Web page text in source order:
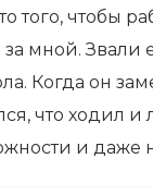
того, чтобы
за мной. Звали
Когда он
что ходил
и даже